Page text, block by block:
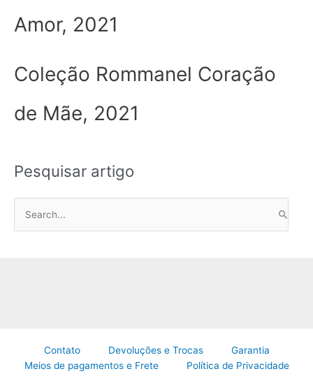
Amor, 2021
Coleção Rommanel Coração
de Mãe, 2021
Pesquisar artigo
Contato Devoluções e Trocas
Garantia
Meios de pagamentos e Frete
Política de Privacidade